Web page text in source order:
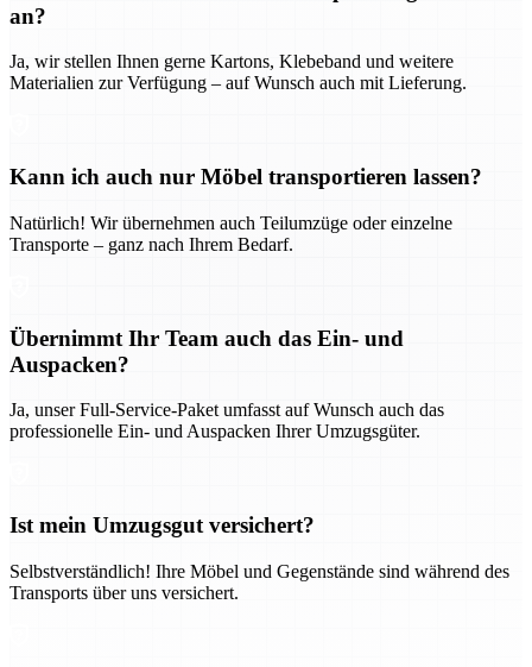
an?
Ja, wir stellen Ihnen gerne Kartons, Klebeband und weitere
Materialien zur Verfügung – auf Wunsch auch mit Lieferung.
Kann ich auch nur Möbel transportieren lassen?
Natürlich! Wir übernehmen auch Teilumzüge oder einzelne
Transporte – ganz nach Ihrem Bedarf.
Übernimmt Ihr Team auch das Ein- und
Auspacken?
Ja, unser Full-Service-Paket umfasst auf Wunsch auch das
professionelle Ein- und Auspacken Ihrer Umzugsgüter.
Ist mein Umzugsgut versichert?
Selbstverständlich! Ihre Möbel und Gegenstände sind während des
Transports über uns versichert.